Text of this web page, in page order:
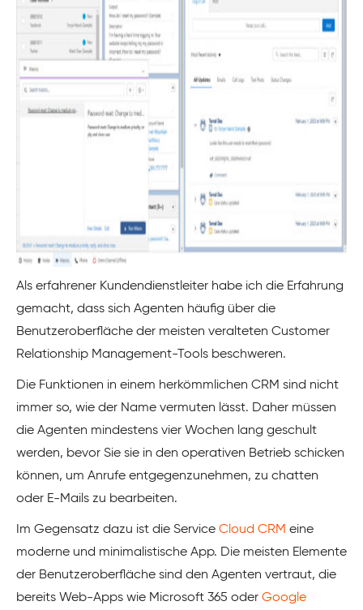
Als erfahrener Kundendienstleiter habe ich die Erfahrung
gemacht, dass sich Agenten häufig über die
Benutzeroberfläche der meisten veralteten Customer
Relationship Management-Tools beschweren.
Die Funktionen in einem herkömmlichen CRM sind nicht
immer so, wie der Name vermuten lässt. Daher müssen
die Agenten mindestens vier Wochen lang geschult
werden, bevor Sie sie in den operativen Betrieb schicken
können, um Anrufe entgegenzunehmen, zu chatten
oder E-Mails zu bearbeiten.
Im Gegensatz dazu ist die Service Cloud CRM eine
moderne und minimalistische App. Die meisten Elemente
der Benutzeroberfläche sind den Agenten vertraut, die
bereits Web-Apps wie Microsoft 365 oder Google